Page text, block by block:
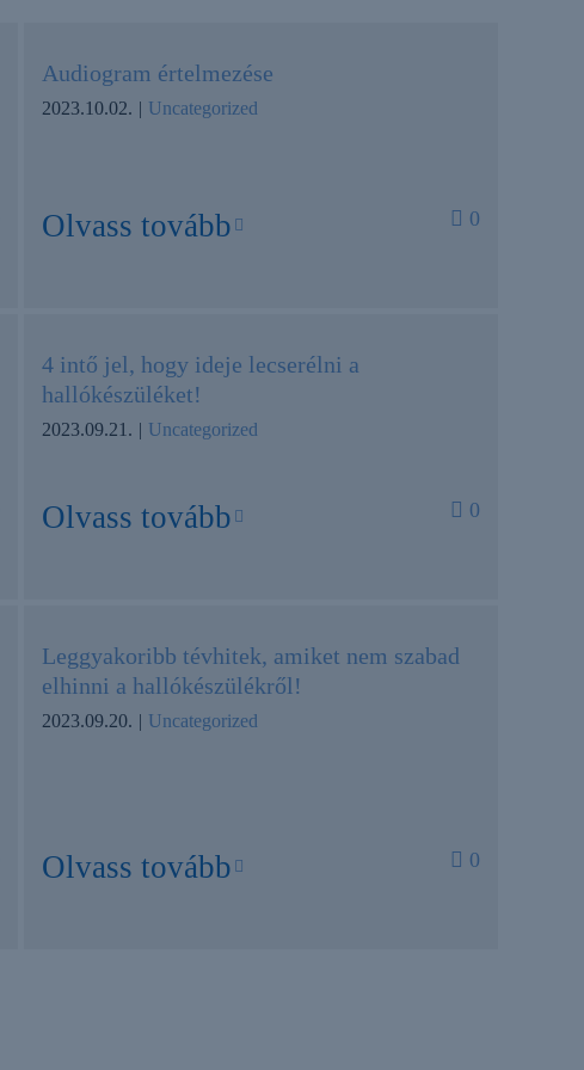
Audiogram értelmezése
2023.10.02. | Uncategorized
Olvass tovább 0
4 intő jel, hogy ideje lecserélni a
hallókészüléket!
2023.09.21. | Uncategorized
Olvass tovább 0
Leggyakoribb tévhitek, amiket nem szabad
elhinni a hallókészülékről!
2023.09.20. | Uncategorized
Olvass tovább 0